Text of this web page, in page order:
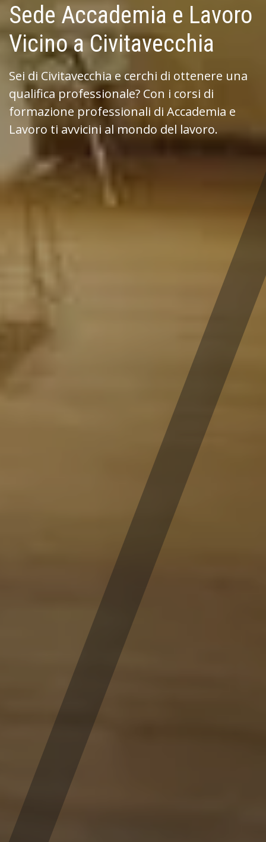
Sede Accademia e Lavoro
Vicino a Civitavecchia
Sei di Civitavecchia e cerchi di ottenere una
qualifica professionale? Con i corsi di
formazione professionali di Accademia e
Lavoro ti avvicini al mondo del lavoro.